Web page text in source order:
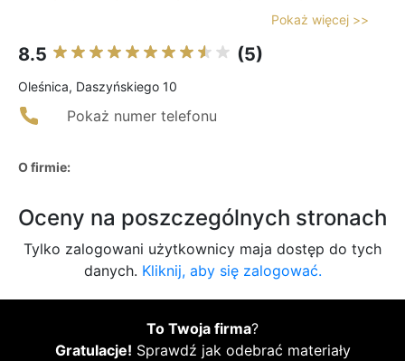
Pokaż więcej >>
8.5 (5)
Oleśnica, Daszyńskiego 10
Pokaż numer telefonu
O firmie:
Oceny na poszczególnych stronach
Tylko zalogowani użytkownicy maja dostęp do tych
danych. Kliknij, aby się zalogować.
To Twoja firma?
Gratulacje! Sprawdź jak odebrać materiały